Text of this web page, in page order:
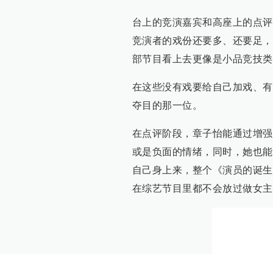
台上的竞演嘉宾和高座上的点
竞演者的戏份还要多、还要足
部节目看上去更像是小品竞技
在这些没有戏要给自己加戏、
夺目的那一位。
在点评阶段，章子怡能通过增
或是负面的情绪，同时，她也
自己身上来，整个《演员的诞
在综艺节目里都不会放过做女